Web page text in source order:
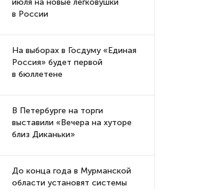
июля на новые легковушки
в России
На выборах в Госдуму «Единая
Россия» будет первой
в бюллетене
В Петербурге на торги
выставили «Вечера на хуторе
близ Диканьки»
До конца года в Мурманской
области установят системы